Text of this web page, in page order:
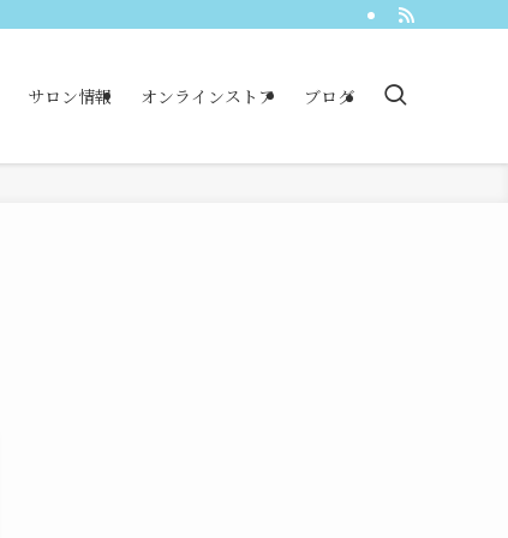
サロン情報 オンラインストア ブログ